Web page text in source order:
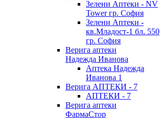
Зелени Аптеки - NV
Tower гр. София
Зелени Аптеки -
кв.Младост-1 бл. 550
гр. София
Верига аптеки
Надежда Иванова
Аптека Надежда
Иванова 1
Верига АПТЕКИ - 7
АПТЕКИ - 7
Верига аптеки
ФармаСтор